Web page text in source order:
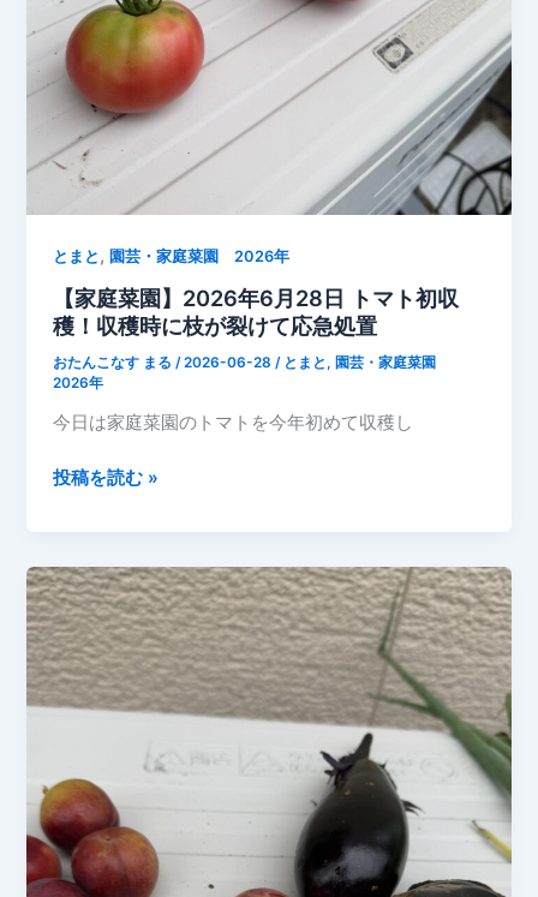
シ
ダ
マ
シ
被
続
く
中
で
も、
す
実
け、
ね
ぎ
は
元
成
長
中！
とまと ,園芸・家庭菜園 2026年
【家庭菜園】2026年6月28日 トマト初収
穫！収穫時に枝が裂けて応急処置
おたんこなす まる/2026-06-28/ とまと , 園芸・家庭菜園
2026年
今日は家庭菜園のトマトを今年初めて収穫し
【家
園】
2026
年
6
月
28
マ
ト
初
収
投稿を読む »